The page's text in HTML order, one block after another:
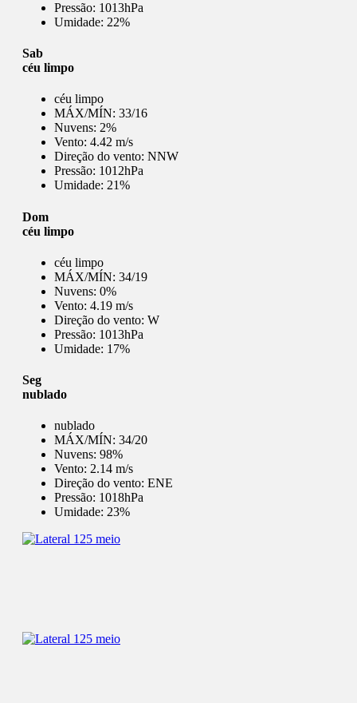
Pressão: 1013hPa
Umidade: 22%
Sab
céu limpo
céu limpo
MÁX/MÍN: 33/16
Nuvens: 2%
Vento: 4.42 m/s
Direção do vento: NNW
Pressão: 1012hPa
Umidade: 21%
Dom
céu limpo
céu limpo
MÁX/MÍN: 34/19
Nuvens: 0%
Vento: 4.19 m/s
Direção do vento: W
Pressão: 1013hPa
Umidade: 17%
Seg
nublado
nublado
MÁX/MÍN: 34/20
Nuvens: 98%
Vento: 2.14 m/s
Direção do vento: ENE
Pressão: 1018hPa
Umidade: 23%